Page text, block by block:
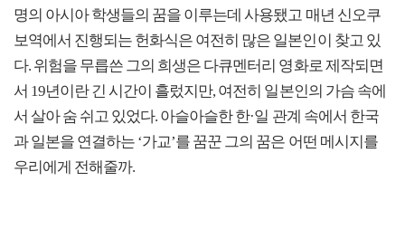
명의 아시아 학생들의 꿈을 이루는데 사용됐고 매년 신오쿠
보역에서 진행되는 헌화식은 여전히 많은 일본인이 찾고 있
다. 위험을 무릅쓴 그의 희생은 다큐멘터리 영화로 제작되면
서 19년이란 긴 시간이 흘렀지만, 여전히 일본인의 가슴 속에
서 살아 숨 쉬고 있었다. 아슬아슬한 한·일 관계 속에서 한국
과 일본을 연결하는 ‘가교’를 꿈꾼 그의 꿈은 어떤 메시지를
우리에게 전해줄까.